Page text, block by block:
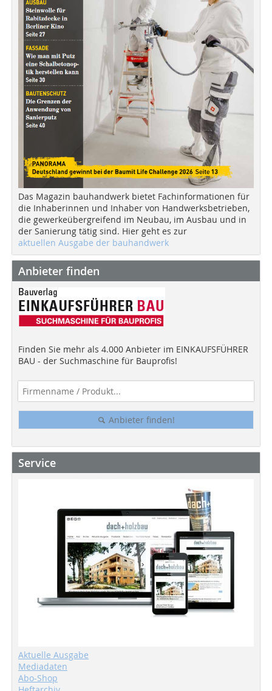
Das Magazin bauhandwerk bietet Fachinformationen für
die Inhaberinnen und Inhaber von Handwerksbetrieben,
die gewerkeübergreifend im Neubau, im Ausbau und in
der Sanierung tätig sind. Hier geht es zur
aktuellen Ausgabe der bauhandwerk
Anbieter finden
Finden Sie mehr als 4.000 Anbieter im EINKAUFSFÜHRER
BAU - der Suchmaschine für Bauprofis!
Anbieter finden!
Service
Aktuelle Ausgabe
Mediadaten
Abo-Shop